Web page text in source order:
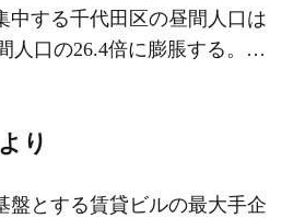
中する千代田区の昼間人口は
人口の26.4倍に膨脹する。…
り
とする賃貸ビルの最大手企